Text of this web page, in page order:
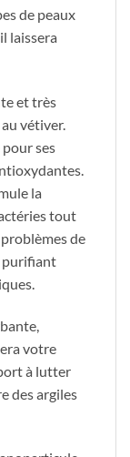
de peaux
laissera
et très
vétiver.
ses
la
tout
de
purifiant
votre
à lutter
des argiles